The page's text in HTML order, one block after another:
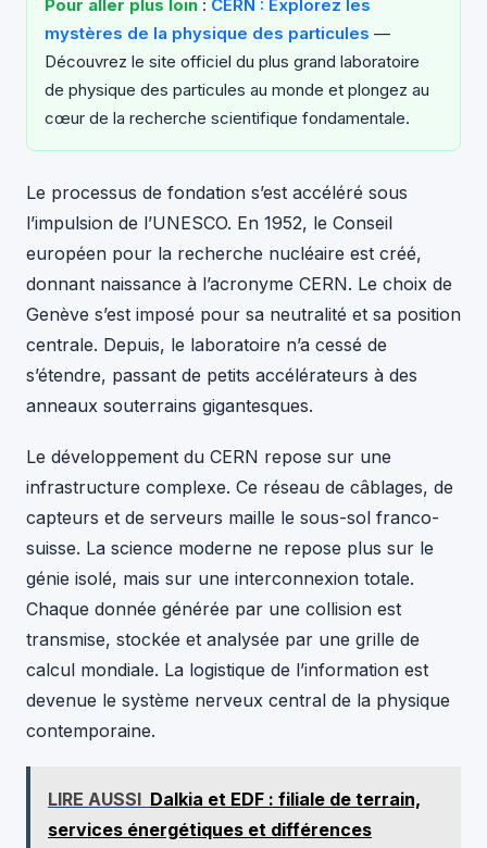
Pour aller plus loin : CERN : Explorez les
mystères de la physique des particules —
Découvrez le site officiel du plus grand laboratoire
de physique des particules au monde et plongez au
cœur de la recherche scientifique fondamentale.
Le processus de fondation s’est accéléré sous
l’impulsion de l’UNESCO. En 1952, le Conseil
européen pour la recherche nucléaire est créé,
donnant naissance à l’acronyme CERN. Le choix de
Genève s’est imposé pour sa neutralité et sa position
centrale. Depuis, le laboratoire n’a cessé de
s’étendre, passant de petits accélérateurs à des
anneaux souterrains gigantesques.
Le développement du CERN repose sur une
infrastructure complexe. Ce réseau de câblages, de
capteurs et de serveurs maille le sous-sol franco-
suisse. La science moderne ne repose plus sur le
génie isolé, mais sur une interconnexion totale.
Chaque donnée générée par une collision est
transmise, stockée et analysée par une grille de
calcul mondiale. La logistique de l’information est
devenue le système nerveux central de la physique
contemporaine.
LIRE AUSSI Dalkia et EDF : filiale de terrain,
services énergétiques et différences